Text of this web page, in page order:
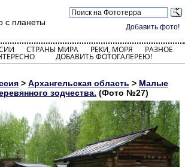
Добавить фото!
с планеты
СТРАНЫ МИРА РЕКИ, МОРЯ РАЗНОЕ
ДОБАВИТЬ ФОТОГАЛЕРЕЮ!
> Архангельская область > Малые
зодчества. (Фото №27)